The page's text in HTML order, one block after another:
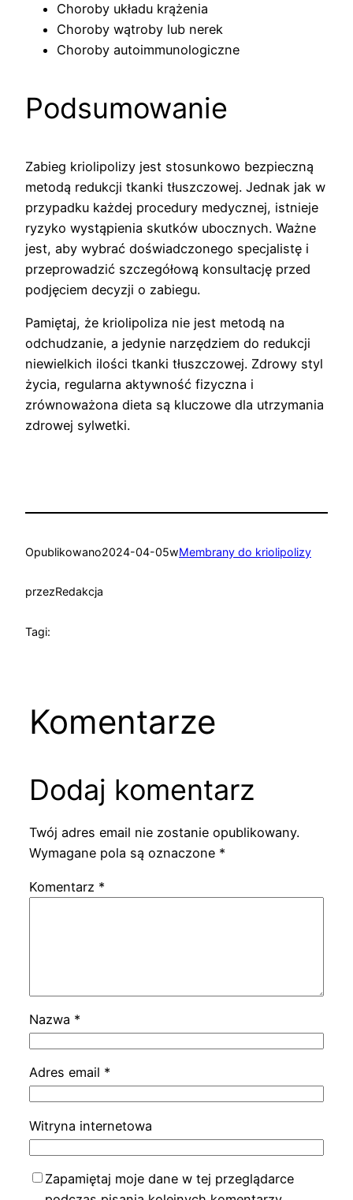
Choroby układu krążenia
Choroby wątroby lub nerek
Choroby autoimmunologiczne
Podsumowanie
Zabieg kriolipolizy jest stosunkowo bezpieczną
metodą redukcji tkanki tłuszczowej. Jednak jak w
przypadku każdej procedury medycznej, istnieje
ryzyko wystąpienia skutków ubocznych. Ważne
jest, aby wybrać doświadczonego specjalistę i
przeprowadzić szczegółową konsultację przed
podjęciem decyzji o zabiegu.
Pamiętaj, że kriolipoliza nie jest metodą na
odchudzanie, a jedynie narzędziem do redukcji
niewielkich ilości tkanki tłuszczowej. Zdrowy styl
życia, regularna aktywność fizyczna i
zrównoważona dieta są kluczowe dla utrzymania
zdrowej sylwetki.
Opublikowano2024-04-05wMembrany do kriolipolizy
przezRedakcja
Tagi:
Komentarze
Dodaj komentarz
Twój adres email nie zostanie opublikowany.
Wymagane pola są oznaczone *
Komentarz *
Nazwa *
Adres email *
Witryna internetowa
Zapamiętaj moje dane w tej przeglądarce